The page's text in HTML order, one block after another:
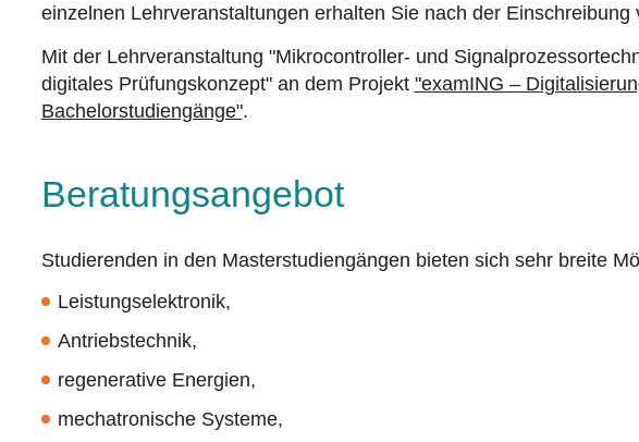
einzelnen Lehrveranstaltungen erhalten Sie nach der Einschreibung
Mit der Lehrveranstaltung "Mikrocontroller- und
digitales Prüfungskonzept" an dem Projekt "examING –
Bachelorstudiengänge".
Beratungsangebot
Studierenden in den Masterstudiengängen bieten sich sehr breite
Leistungselektronik,
Antriebstechnik,
regenerative Energien,
mechatronische Systeme,